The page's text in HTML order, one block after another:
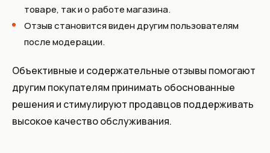
товаре, так и о работе магазина.
Отзыв становится виден другим пользователям
после модерации.
Объективные и содержательные отзывы помогают
другим покупателям принимать обоснованные
решения и стимулируют продавцов поддерживать
высокое качество обслуживания.